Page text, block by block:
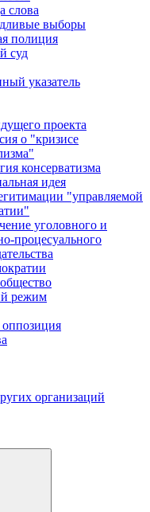
слова
выборы
полиция
суд
указатель
проекта
о "кризисе
консерватизма
идея
"управляемой
уголовного и
процесуального
режим
организаций